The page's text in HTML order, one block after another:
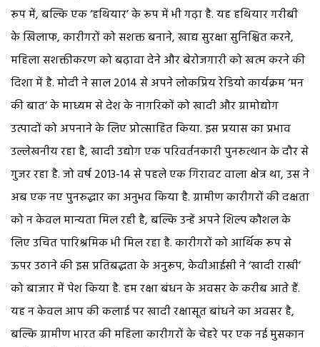
रूप में, बल्कि एक ‘हथियार’ के रूप में भी गढ़ा है. यह हथियार गरीबी
के खिलाफ, कारीगरों को सशक्त बनाने, खाद्य सुरक्षा सुनिश्चित करने,
महिला सशक्तीकरण को बढ़ावा देने और बेरोजगारी को खत्म करने की
दिशा में है. मोदी ने साल 2014 से अपने लोकप्रिय रेडियो कार्यक्रम ‘मन
की बात’ के माध्यम से देश के नागरिकों को खादी और ग्रामोद्योग
उत्पादों को अपनाने के लिए प्रोत्साहित किया. इस प्रयास का प्रभाव
उल्लेखनीय रहा है, खादी उद्योग एक परिवर्तनकारी पुनरुत्थान के दौर से
गुजर रहा है. जो वर्ष 2013-14 से पहले एक गिरावट वाला क्षेत्र था, उस ने
अब एक नए पुनरुद्धार का अनुभव किया है. ग्रामीण कारीगरों की दक्षता
को न केवल मान्यता मिल रही है, बल्कि उन्हें अपने शिल्प कौशल के
लिए उचित पारिश्रमिक भी मिल रहा है. कारीगरों को आर्थिक रूप से
ऊपर उठाने की इस प्रतिबद्धता के अनुरूप, केवीआईसी ने ‘खादी राखी’
को बाजार में पेश किया है. हम रक्षा बंधन के अवसर के करीब आते हैं.
यह न केवल आप की कलाई पर खादी रक्षासूत बांधने का अवसर है,
बल्कि ग्रामीण भारत की महिला कारीगरों के चेहरे पर एक नई मुसकान